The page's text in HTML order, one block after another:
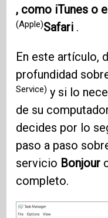
, como iTunes o
(Apple)Safari .
En este artículo,
profundidad
Service) y si lo
de su
decides por lo
paso a paso
servicio Bonjour
completo.